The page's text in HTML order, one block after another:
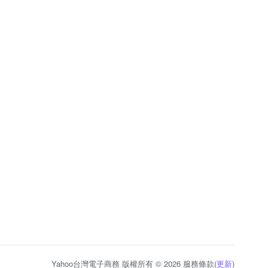
Yahoo台灣電子商務 版權所有 © 2026 服務條款(更新)